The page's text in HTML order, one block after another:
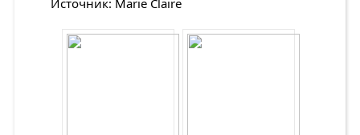
Источник: Marie Claire